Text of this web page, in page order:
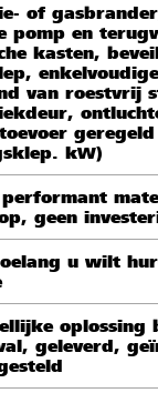
of
pomp en
kasten,
van roestvrij
kW)
performant
geen
u wilt
oplossing
geleverd,